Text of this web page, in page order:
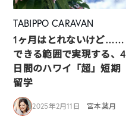
TABIPPO CARAVAN
1ヶ月はとれないけど……
できる範囲で実現する、4
日間のハワイ「超」短期
留学
2025年2月11日 宮本葉月